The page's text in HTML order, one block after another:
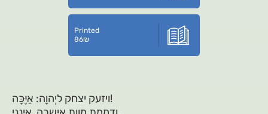
Printed
86₪
ויזעק יצחק ליְהוָה: אַיֶּכָּה!